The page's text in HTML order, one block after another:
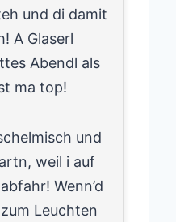
und di damit
A Glaserl
Abendl als
ma top!
und
weil i auf
Wenn’d
Leuchten